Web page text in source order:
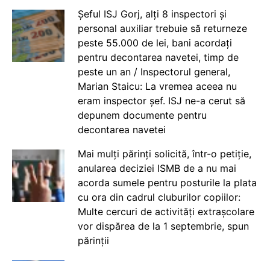
Șeful ISJ Gorj, alți 8 inspectori și
personal auxiliar trebuie să returneze
peste 55.000 de lei, bani acordați
pentru decontarea navetei, timp de
peste un an / Inspectorul general,
Marian Staicu: La vremea aceea nu
eram inspector șef. ISJ ne-a cerut să
depunem documente pentru
decontarea navetei
Mai mulți părinți solicită, într-o petiție,
anularea deciziei ISMB de a nu mai
acorda sumele pentru posturile la plata
cu ora din cadrul cluburilor copiilor:
Multe cercuri de activități extrașcolare
vor dispărea de la 1 septembrie, spun
părinții